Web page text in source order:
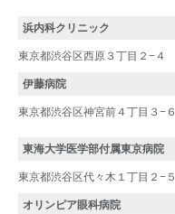
浜内科クリニック
東京都渋谷区西原３丁目２−４
伊藤病院
東京都渋谷区神宮前４丁目３−６
東海大学医学部付属東京病院
東京都渋谷区代々木１丁目２−５
オリンピア眼科病院